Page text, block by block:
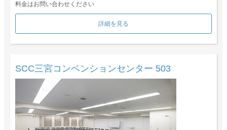
料金はお問い合わせください
詳細を見る
SCC三宮コンベンションセンター 503